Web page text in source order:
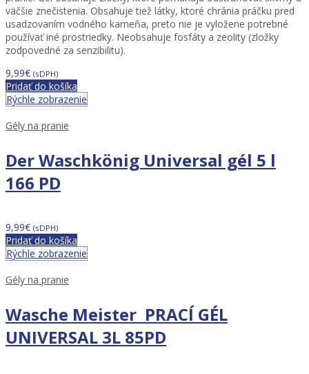
väčšie znečistenia. Obsahuje tiež látky, ktoré chránia práčku pred
usadzovaním vodného kameňa, preto nie je vyložene potrebné
používať iné prostriedky. Neobsahuje fosfáty a zeolity (zložky
zodpovedné za senzibilitu).
9,99€ (sDPH)
Pridať do košíka
Rýchle zobrazenie
Gély na pranie
Der Waschkönig Universal gél 5 l
166 PD
9,99€ (sDPH)
Pridať do košíka
Rýchle zobrazenie
Gély na pranie
Wasche Meister PRACÍ GÉL
UNIVERSAL 3L 85PD